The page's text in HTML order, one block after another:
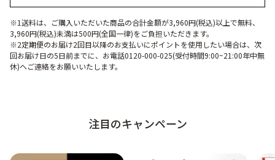
※1送料は、ご購入いただいた商品の合計金額が3,960円(税込)以上で無料、
3,960円(税込)未満は500円(全国一律)をご負担いただきます。
※2定期便のお届け2回目以降のお支払いにポイントを使用したい場合は、次
回お届け日の5日前までに、お電話0120-000-025(受付時間9:00~21:00年中無
休)へご連絡をお願いいたします。
注目のキャンペーン